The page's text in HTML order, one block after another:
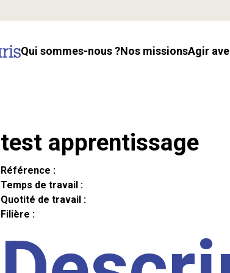
Qui sommes-nous ? Nos missions Agir
test apprentissage
Référence :
Temps de travail :
Quotité de travail :
Filière :